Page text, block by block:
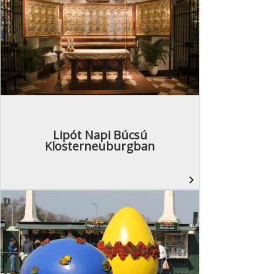
Lipót Napi Búcsú
Klosterneuburgban
navigate_next